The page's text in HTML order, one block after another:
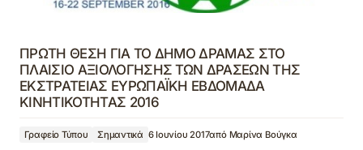
ΠΡΩΤΗ ΘΕΣΗ ΓΙΑ ΤΟ ΔΗΜΟ ΔΡΑΜΑΣ ΣΤΟ
ΠΛΑΙΣΙΟ ΑΞΙΟΛΟΓΗΣΗΣ ΤΩΝ ΔΡΑΣΕΩΝ ΤΗΣ
ΕΚΣΤΡΑΤΕΙΑΣ ΕΥΡΩΠΑΪΚΗ ΕΒΔΟΜΑΔΑ
ΚΙΝΗΤΙΚΟΤΗΤΑΣ 2016
Γραφείο Τύπου Σημαντικά 6 Ιουνίου 2017από Μαρίνα Βούγκα